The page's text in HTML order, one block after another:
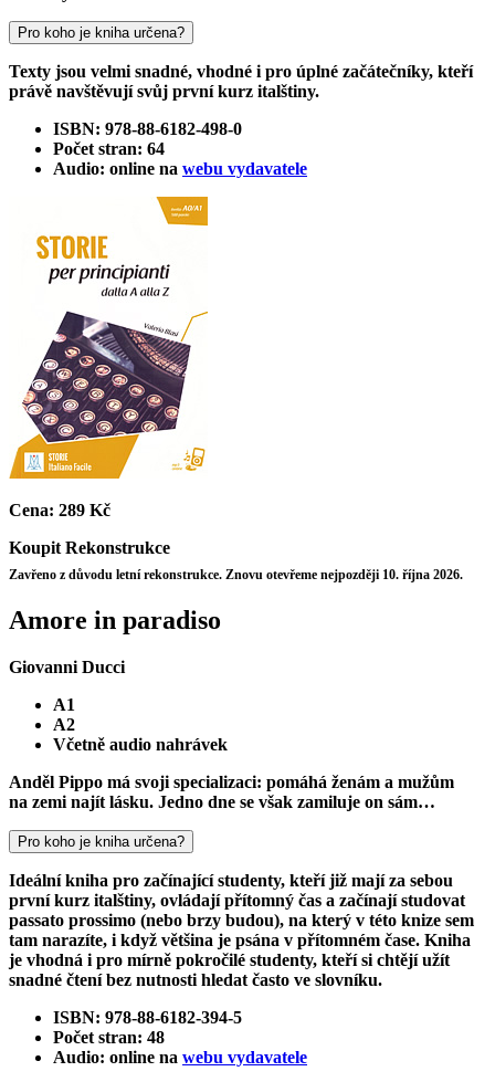
Pro koho je kniha určena?
Texty jsou velmi snadné, vhodné i pro úplné začátečníky, kteří
právě navštěvují svůj první kurz italštiny.
ISBN: 978-88-6182-498-0
Počet stran: 64
Audio: online na webu vydavatele
Cena: 289 Kč
Koupit Rekonstrukce
Zavřeno z důvodu letní rekonstrukce. Znovu otevřeme nejpozději 10. října 2026.
Amore in paradiso
Giovanni Ducci
A1
A2
Včetně audio nahrávek
Anděl Pippo má svoji specializaci: pomáhá ženám a mužům
na zemi najít lásku. Jedno dne se však zamiluje on sám…
Pro koho je kniha určena?
Ideální kniha pro začínající studenty, kteří již mají za sebou
první kurz italštiny, ovládají přítomný čas a začínají studovat
passato prossimo (nebo brzy budou), na který v této knize sem
tam narazíte, i když většina je psána v přítomném čase. Kniha
je vhodná i pro mírně pokročilé studenty, kteří si chtějí užít
snadné čtení bez nutnosti hledat často ve slovníku.
ISBN: 978-88-6182-394-5
Počet stran: 48
Audio: online na webu vydavatele